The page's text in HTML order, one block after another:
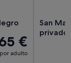
€
por adulto
San
privado